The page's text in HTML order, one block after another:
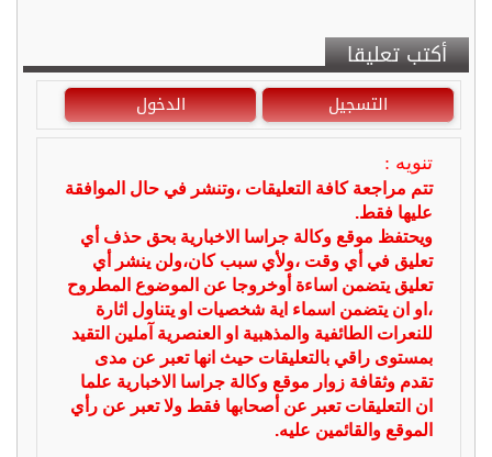
أكتب تعليقا
التسجيل الدخول
تنويه :
تتم مراجعة كافة التعليقات ،وتنشر في حال الموافقة
عليها فقط.
ويحتفظ موقع وكالة جراسا الاخبارية بحق حذف أي
تعليق في أي وقت ،ولأي سبب كان،ولن ينشر أي
تعليق يتضمن اساءة أوخروجا عن الموضوع المطروح
،او ان يتضمن اسماء اية شخصيات او يتناول اثارة
للنعرات الطائفية والمذهبية او العنصرية آملين التقيد
بمستوى راقي بالتعليقات حيث انها تعبر عن مدى
تقدم وثقافة زوار موقع وكالة جراسا الاخبارية علما
ان التعليقات تعبر عن أصحابها فقط ولا تعبر عن رأي
الموقع والقائمين عليه.